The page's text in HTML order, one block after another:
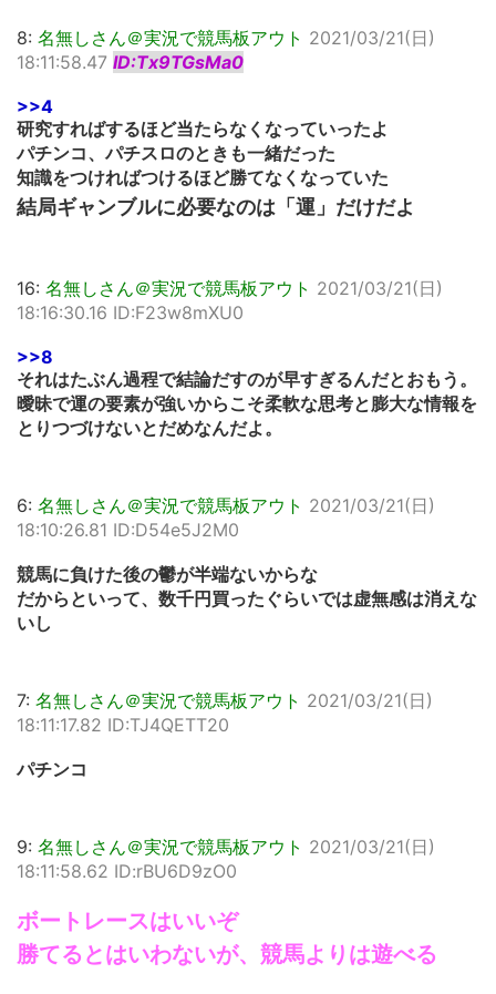
8: 名無しさん＠実況で競馬板アウト 2021/03/21(日)
18:11:58.47 ID:Tx9TGsMa0
>>4
研究すればするほど当たらなくなっていったよ
パチンコ、パチスロのときも一緒だった
知識をつければつけるほど勝てなくなっていた
結局ギャンブルに必要なのは「運」だけだよ
16: 名無しさん＠実況で競馬板アウト 2021/03/21(日)
18:16:30.16 ID:F23w8mXU0
>>8
それはたぶん過程で結論だすのが早すぎるんだとおもう。
曖昧で運の要素が強いからこそ柔軟な思考と膨大な情報を
とりつづけないとだめなんだよ。
6: 名無しさん＠実況で競馬板アウト 2021/03/21(日)
18:10:26.81 ID:D54e5J2M0
競馬に負けた後の鬱が半端ないからな
だからといって、数千円買ったぐらいでは虚無感は消えな
いし
7: 名無しさん＠実況で競馬板アウト 2021/03/21(日)
18:11:17.82 ID:TJ4QETT20
パチンコ
9: 名無しさん＠実況で競馬板アウト 2021/03/21(日)
18:11:58.62 ID:rBU6D9zO0
ボートレースはいいぞ
勝てるとはいわないが、競馬よりは遊べる